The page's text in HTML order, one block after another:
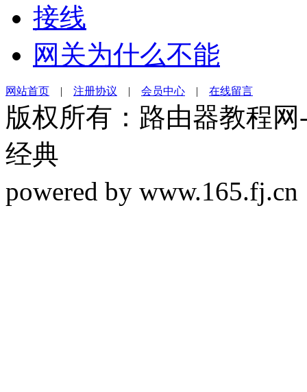
接线
网关为什么不能
网站首页 | 注册协议 | 会员中心 | 在线留言
版权所有：路由器教程
经典
powered by